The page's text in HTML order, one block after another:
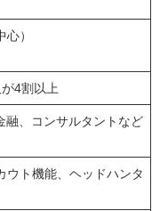
）
4割以上
融、コンサルタントなど
ウト機能、ヘッドハンタ